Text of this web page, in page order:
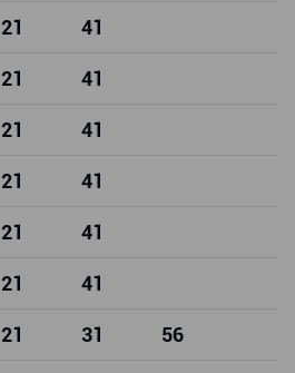
21 41
21 41
21 41
21 41
21 41
21 41
21 31 56